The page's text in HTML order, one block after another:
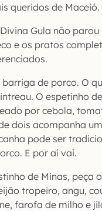
queridos de Maceió.
Gula não
e os pratos
de porco. O
O espetinho
por cebola,
dois acompanha
pode ser
E por aí vai.
de Minas, peça
tropeiro, angu,
farofa de milho e